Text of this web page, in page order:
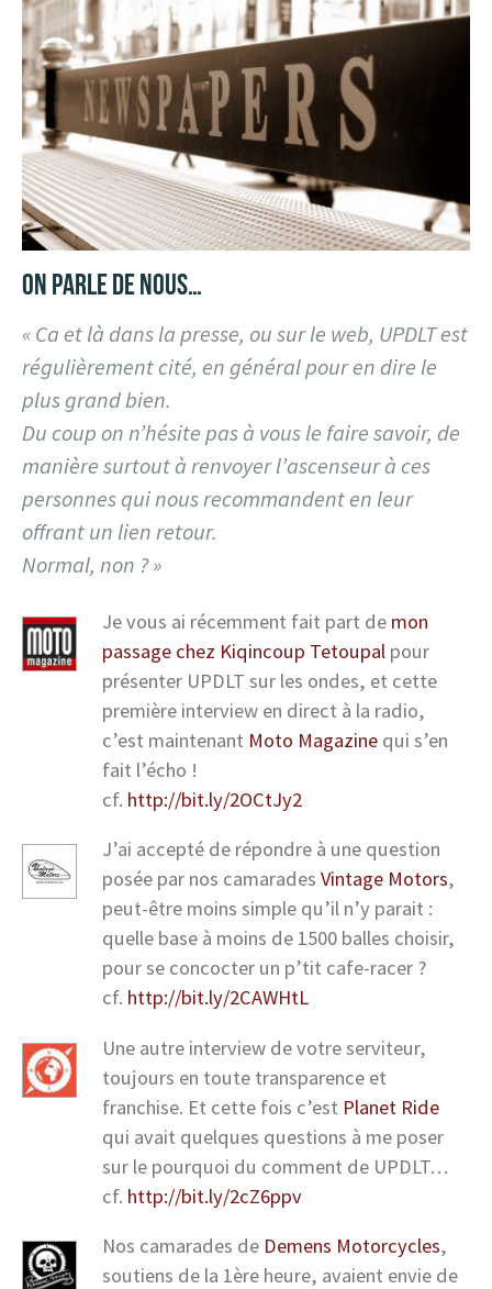
ON PARLE DE NOUS…
« Ca et là dans la presse, ou sur le web, UPDLT est
régulièrement cité, en général pour en dire le
plus grand bien.
Du coup on n’hésite pas à vous le faire savoir, de
manière surtout à renvoyer l’ascenseur à ces
personnes qui nous recommandent en leur
offrant un lien retour.
Normal, non ? »
Je vous ai récemment fait part de mon
passage chez Kiqincoup Tetoupal pour
présenter UPDLT sur les ondes, et cette
première interview en direct à la radio,
c’est maintenant Moto Magazine qui s’en
fait l’écho !
cf. http://bit.ly/2OCtJy2
J’ai accepté de répondre à une question
posée par nos camaradesVintage Motors,
peut-être moins simple qu’il n’y parait :
quelle base à moins de 1500 balles choisir,
pour se concocter un p’tit cafe-racer ?
cf. http://bit.ly/2CAWHtL
Une autre interview de votre serviteur,
toujours en toute transparence et
franchise. Et cette fois c’est Planet Ride
qui avait quelques questions à me poser
sur le pourquoi du comment de UPDLT…
cf. http://bit.ly/2cZ6ppv
Nos camarades de Demens Motorcycles,
soutiens de la 1ère heure, avaient envie de